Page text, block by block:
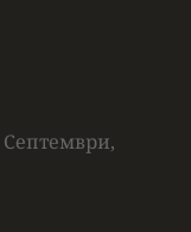
Септември,